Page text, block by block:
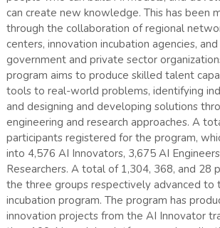
can create new knowledge. This has been
through the collaboration of regional
centers, innovation incubation agencies,
government and private sector
program aims to produce skilled talent
tools to real-world problems, identifying
and designing and developing solutions
engineering and research approaches. A
participants registered for the program,
into 4,576 AI Innovators, 3,675 AI
Researchers. A total of 1,304, 368, and 28
the three groups respectively advanced to
incubation program. The program has
innovation projects from the AI Innovator